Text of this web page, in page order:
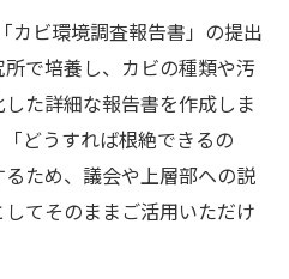
カビ環境調査報告書」の提出
で培養し、カビの種類や汚
た詳細な報告書を作成しま
どうすれば根絶できるの
ため、議会や上層部への説
てそのままご活用いただけ